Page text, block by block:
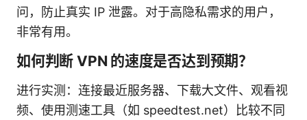
问，防止真实 IP 泄露。对于高隐私需求的用户，
非常有用。
如何判断 VPN 的速度是否达到预期？
进行实测：连接最近服务器、下载大文件、观看视
频、使用测速工具（如 speedtest.net）比较不同